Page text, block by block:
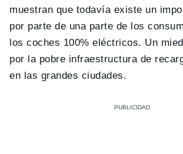
muestran que todavía existe un
por parte de una parte de los
los coches 100% eléctricos. Un
por la pobre infraestructura de
en las grandes ciudades.